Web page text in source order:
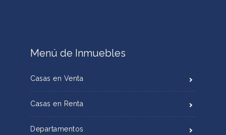
Menú de Inmuebles
Casas en Venta
Casas en Renta
Departamentos